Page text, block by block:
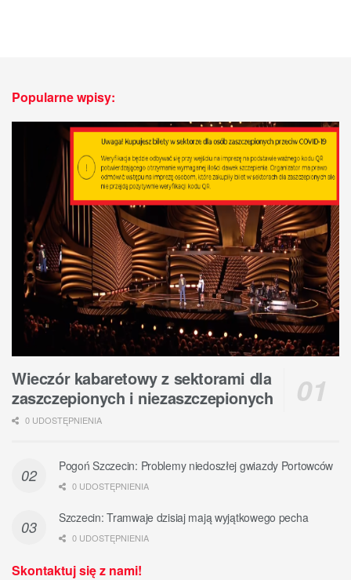
Popularne wpisy:
Wieczór kabaretowy z sektorami dla
zaszczepionych i niezaszczepionych
0 UDOSTĘPNIENIA
Pogoń Szczecin: Problemy niedoszłej gwiazdy Portowców
0 UDOSTĘPNIENIA
Szczecin: Tramwaje dzisiaj mają wyjątkowego pecha
0 UDOSTĘPNIENIA
Skontaktuj się z nami!